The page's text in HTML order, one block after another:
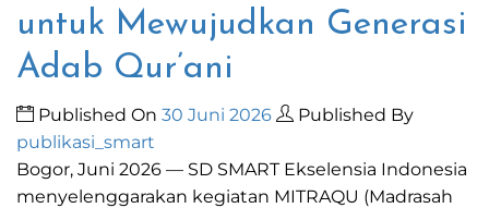
untuk Mewujudkan Generasi
Adab Qur’ani
Published On 30 Juni 2026
Published By
publikasi_smart
Bogor, Juni 2026 — SD SMART Ekselensia Indonesia
menyelenggarakan kegiatan MITRAQU (Madrasah